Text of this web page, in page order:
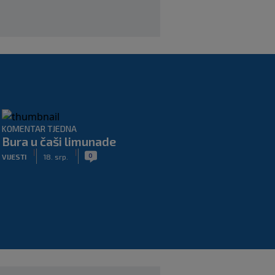
KOMENTAR TJEDNA
Bura u čaši limunade
VIJESTI
|
18. srp.
| 0